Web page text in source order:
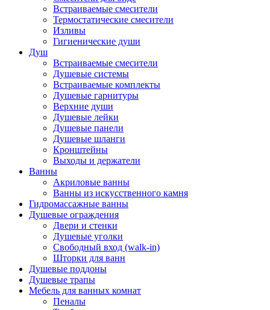
Встраиваемые смесители
Термостатические смесители
Изливы
Гигиенические души
Душ
Встраиваемые смесители
Душевые системы
Встраиваемые комплекты
Душевые гарнитуры
Верхние души
Душевые лейки
Душевые панели
Душевые шланги
Кронштейны
Выходы и держатели
Ванны
Акриловые ванны
Ванны из искусственного камня
Гидромассажные ванны
Душевые ограждения
Двери и стенки
Душевые уголки
Свободный вход (walk-in)
Шторки для ванн
Душевые поддоны
Душевые трапы
Мебель для ванных комнат
Пеналы